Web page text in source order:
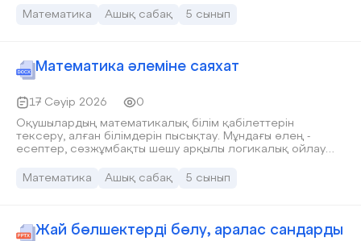
ертегілеріндегі ұлттық математика: сандар, шамалар,
қабілеттерін бағалау мәселелері • Зерттеу күнделігімен
жұмыс жасау әрі эксперименттер бойынша тұжырым
Математика Ашық сабақ 5 сынып
Математика әлеміне саяхат
17 Сәуір 2026
0
Оқушылардың математикалық білім қабілеттерін
тексеру, алған білімдерін пысықтау. Мұндағы өлең -
есептер, сөзжұмбақты шешу арқылы логикалық ойлау
Оқушылардың өз ойын еркін айта білуге қалыптастыру.
Математика Ашық сабақ 5 сынып
Жай бөлшектерді бөлу, аралас сандарды